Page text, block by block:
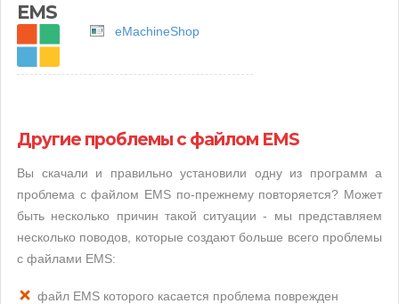
EMS
eMachineShop
Другие проблемы с файлом EMS
Вы скачали и правильно установили одну из программ а
проблема с файлом EMS по-прежнему повторяется? Может
быть несколько причин такой ситуации - мы представляем
несколько поводов, которые создают больше всего проблемы
с файлами EMS:
файл EMS которого касается проблема поврежден